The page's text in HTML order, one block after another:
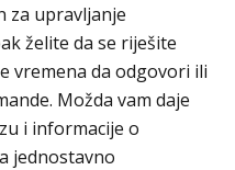
za upravljanje
želite da se riješite
vremena da odgovori ili
Možda vam daje
i informacije o
jednostavno